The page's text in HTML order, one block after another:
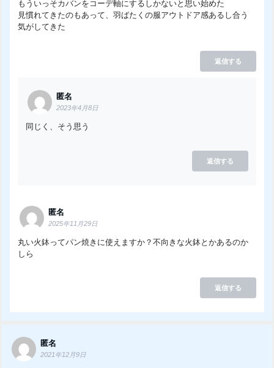
もういっそカバンをコーデ軸にするしかないと思い始めた
見慣れてきたのもあって、羽ばたくの服アウトドア感あるし合う
気がしてきた
返信する
匿名
2023年4月8日
同じく、そう思う
返信する
匿名
2025年11月29日
丸い火鉢ってパン焼きに使えますか？不向きな火鉢とかあるのか
しら
返信する
匿名
2021年12月9日